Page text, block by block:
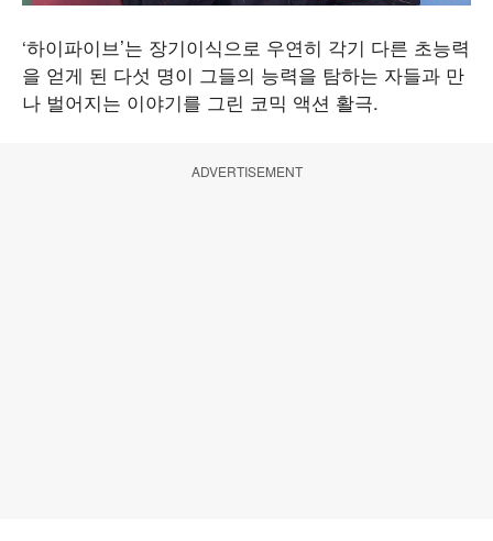
‘하이파이브’는 장기이식으로 우연히 각기 다른 초능력
을 얻게 된 다섯 명이 그들의 능력을 탐하는 자들과 만
나 벌어지는 이야기를 그린 코믹 액션 활극.
ADVERTISEMENT